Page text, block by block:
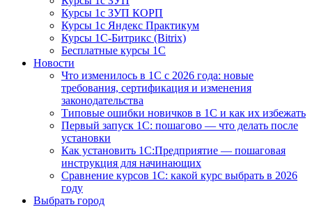
Курсы 1с ЗУП КОРП
Курсы 1с Яндекс Практикум
Курсы 1С-Битрикс (Bitrix)
Бесплатные курсы 1С
Новости
Что изменилось в 1С с 2026 года: новые
требования, сертификация и изменения
законодательства
Типовые ошибки новичков в 1С и как их избежать
Первый запуск 1С: пошагово — что делать после
установки
Как установить 1С:Предприятие — пошаговая
инструкция для начинающих
Сравнение курсов 1С: какой курс выбрать в 2026
году
Выбрать город